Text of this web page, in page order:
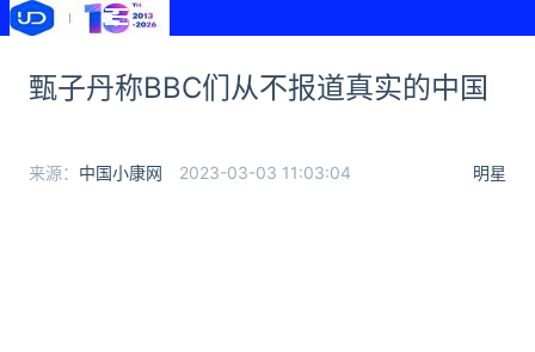
甄子丹称BBC们从不报道真实的中国
明星
来源： 中国小康网 2023-03-03 11:03:04